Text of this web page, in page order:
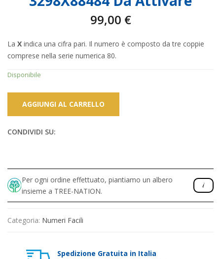
99,00 €
La X indica una cifra pari. Il numero è composto da tre coppie
comprese nella serie numerica 80.
Disponibile
AGGIUNGI AL CARRELLO
CONDIVIDI SU:
Per ogni ordine effettuato, piantiamo un albero
insieme a TREE-NATION.
Categoria: Numeri Facili
Spedizione Gratuita in Italia